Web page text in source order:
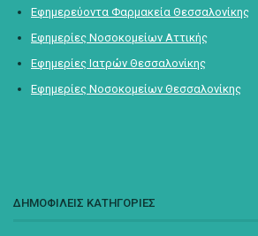
Εφημερεύοντα Φαρμακεία Θεσσαλονίκης
Εφημερίες Νοσοκομείων Αττικής
Εφημερίες Ιατρών Θεσσαλονίκης
Εφημερίες Νοσοκομείων Θεσσαλονίκης
ΔΗΜΟΦΙΛΕΙΣ ΚΑΤΗΓΟΡΙΕΣ